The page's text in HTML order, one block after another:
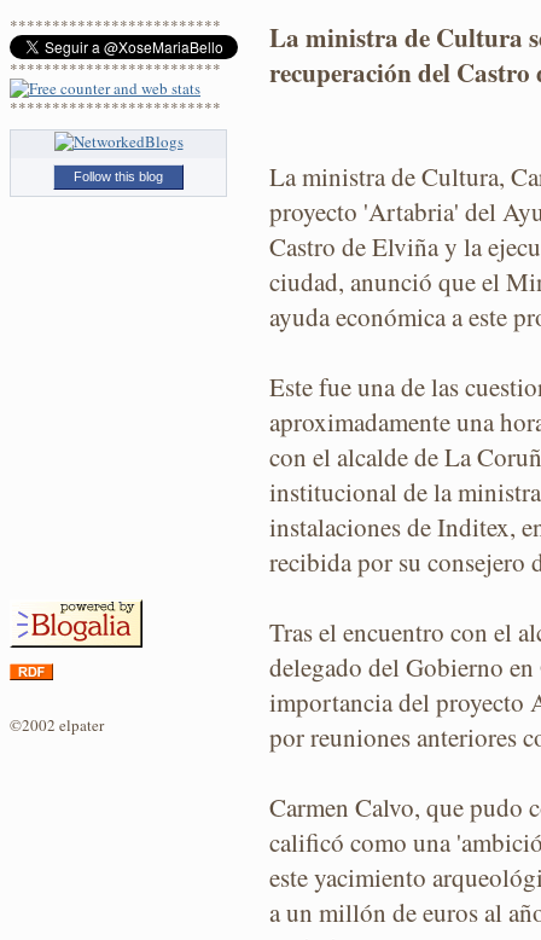
*************************
*************************
*************************
Follow this blog
©2002 elpater
La ministra de Cultura
recuperación del
La ministra de Cultura,
proyecto 'Artabria' del
Castro de Elviña y la
ciudad, anunció que el
ayuda económica a este
Este fue una de las
aproximadamente una
con el alcalde de La
institucional de la
instalaciones de Inditex,
recibida por su consejero
Tras el encuentro con el
delegado del Gobierno
importancia del proyecto
por reuniones anteriores
Carmen Calvo, que pudo
calificó como una
este yacimiento
a un millón de euros al